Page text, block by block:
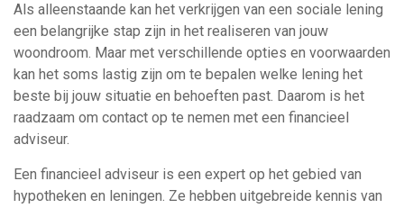
Als alleenstaande kan het verkrijgen van een sociale lening
een belangrijke stap zijn in het realiseren van jouw
woondroom. Maar met verschillende opties en voorwaarden
kan het soms lastig zijn om te bepalen welke lening het
beste bij jouw situatie en behoeften past. Daarom is het
raadzaam om contact op te nemen met een financieel
adviseur.
Een financieel adviseur is een expert op het gebied van
hypotheken en leningen. Ze hebben uitgebreide kennis van